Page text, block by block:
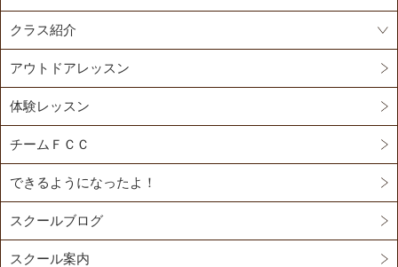
クラス紹介
アウトドアレッスン
体験レッスン
チームＦＣＣ
できるようになったよ！
スクールブログ
スクール案内